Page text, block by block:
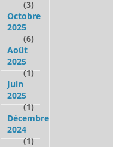
(3)
Octobre
2025
(6)
Août
2025
(1)
Juin
2025
(1)
Décembre
2024
(1)